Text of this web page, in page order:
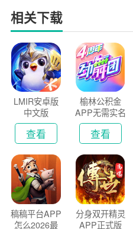
相关下载
LMIR安卓版
中文版
查看
榆林公积金
APP无需实名
认证版
查看
稿稿平台APP
怎么2026最
分身双开精灵
APP正式版